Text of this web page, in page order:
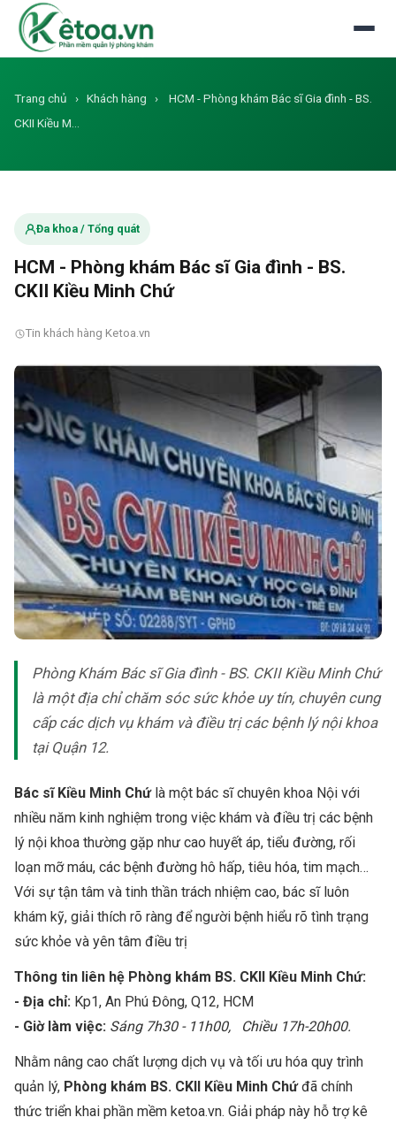
Trang chủ › Khách hàng ›
HCM - Phòng khám Bác sĩ Gia đình - BS.
CKII Kiều M…
Đa khoa / Tổng quát
HCM - Phòng khám Bác sĩ Gia đình - BS.
CKII Kiều Minh Chứ
Tin khách hàng Ketoa.vn
Phòng Khám Bác sĩ Gia đình - BS. CKII Kiều Minh Chứ
là một địa chỉ chăm sóc sức khỏe uy tín, chuyên cung
cấp các dịch vụ khám và điều trị các bệnh lý nội khoa
tại Quận 12.
Bác sĩ Kiều Minh Chứlà một bác sĩ chuyên khoa Nội với
nhiều năm kinh nghiệm trong việc khám và điều trị các bệnh
lý nội khoa thường gặp như cao huyết áp, tiểu đường, rối
loạn mỡ máu, các bệnh đường hô hấp, tiêu hóa, tim mạch…
Với sự tận tâm và tinh thần trách nhiệm cao, bác sĩ luôn
khám kỹ, giải thích rõ ràng để người bệnh hiểu rõ tình trạng
sức khỏe và yên tâm điều trị
Thông tin liên hệ Phòng khám BS. CKII Kiều Minh Chứ:
- Địa chỉ: Kp1, An Phú Đông, Q12, HCM
- Giờ làm việc: Sáng 7h30 - 11h00, Chiều 17h-20h00.
Nhằm nâng cao chất lượng dịch vụ và tối ưu hóa quy trình
quản lý, Phòng khám BS. CKII Kiều Minh Chứđã chính
thức triển khai phần mềm ketoa.vn. Giải pháp này hỗ trợ kê